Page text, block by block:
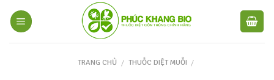
TRANG CHỦ / THUỐC DIỆT MUỖI /